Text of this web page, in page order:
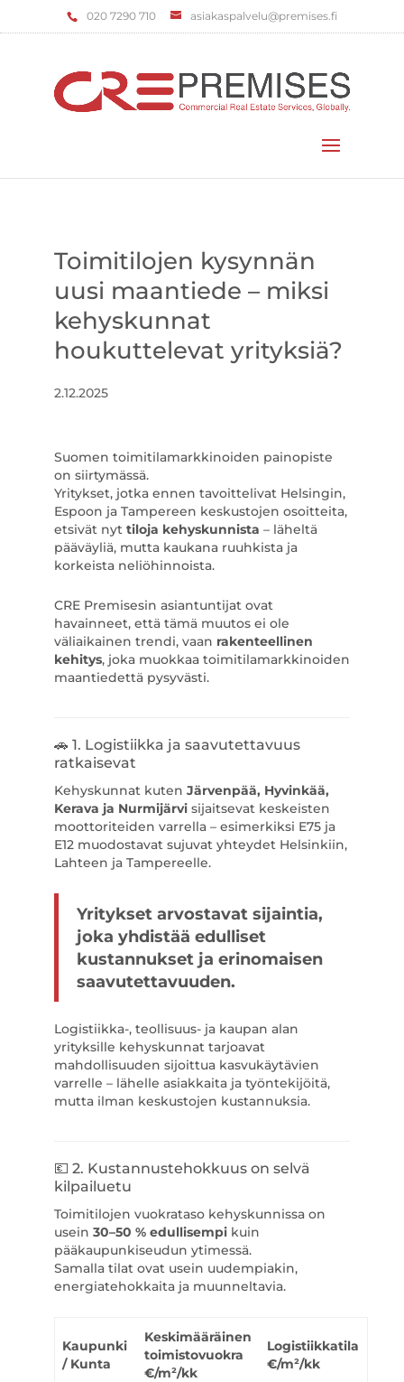
‌020 7290 710 asiakaspalvelu@premises.fi
Toimitilojen kysynnän
uusi maantiede – miksi
kehyskunnat
houkuttelevat yrityksiä?
2.12.2025
Suomen toimitilamarkkinoiden painopiste
on siirtymässä.
Yritykset, jotka ennen tavoittelivat Helsingin,
Espoon ja Tampereen keskustojen osoitteita,
etsivät nyt tiloja kehyskunnista – läheltä
pääväyliä, mutta kaukana ruuhkista ja
korkeista neliöhinnoista.
CRE Premisesin asiantuntijat ovat
havainneet, että tämä muutos ei ole
väliaikainen trendi, vaan rakenteellinen
kehitys, joka muokkaa toimitilamarkkinoiden
maantiedettä pysyvästi.
🚗 1. Logistiikka ja saavutettavuus
ratkaisevat
Kehyskunnat kuten Järvenpää, Hyvinkää,
Kerava ja Nurmijärvisijaitsevat keskeisten
moottoriteiden varrella – esimerkiksi E75 ja
E12 muodostavat sujuvat yhteydet Helsinkiin,
Lahteen ja Tampereelle.
Yritykset arvostavat sijaintia,
joka yhdistää edulliset
kustannukset ja erinomaisen
saavutettavuuden.
Logistiikka-, teollisuus- ja kaupan alan
yrityksille kehyskunnat tarjoavat
mahdollisuuden sijoittua kasvukäytävien
varrelle – lähelle asiakkaita ja työntekijöitä,
mutta ilman keskustojen kustannuksia.
💶 2. Kustannustehokkuus on selvä
kilpailuetu
Toimitilojen vuokrataso kehyskunnissa on
usein 30–50 % edullisempikuin
pääkaupunkiseudun ytimessä.
Samalla tilat ovat usein uudempiakin,
energiatehokkaita ja muunneltavia.
Kaupunki
/ Kunta
Keskimääräinen
toimistovuokra
€/m²/kk
Logistiikkatila
€/m²/kk